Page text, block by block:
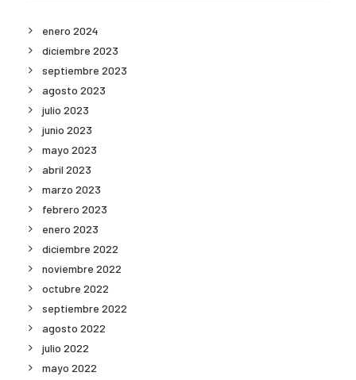
enero 2024
diciembre 2023
septiembre 2023
agosto 2023
julio 2023
junio 2023
mayo 2023
abril 2023
marzo 2023
febrero 2023
enero 2023
diciembre 2022
noviembre 2022
octubre 2022
septiembre 2022
agosto 2022
julio 2022
mayo 2022